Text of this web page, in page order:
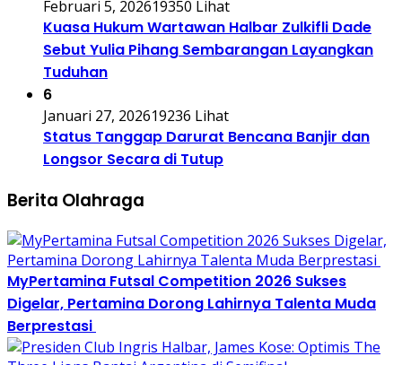
Februari 5, 202619350 Lihat
Kuasa Hukum Wartawan Halbar Zulkifli Dade
Sebut Yulia Pihang Sembarangan Layangkan
Tuduhan
6
Januari 27, 202619236 Lihat
Status Tanggap Darurat Bencana Banjir dan
Longsor Secara di Tutup
Berita Olahraga
MyPertamina Futsal Competition 2026 Sukses
Digelar, Pertamina Dorong Lahirnya Talenta Muda
Berprestasi